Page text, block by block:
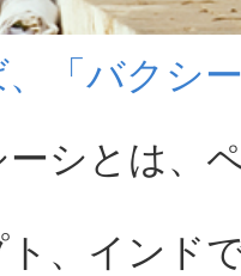
「バクシ
シとは、
ト、インド